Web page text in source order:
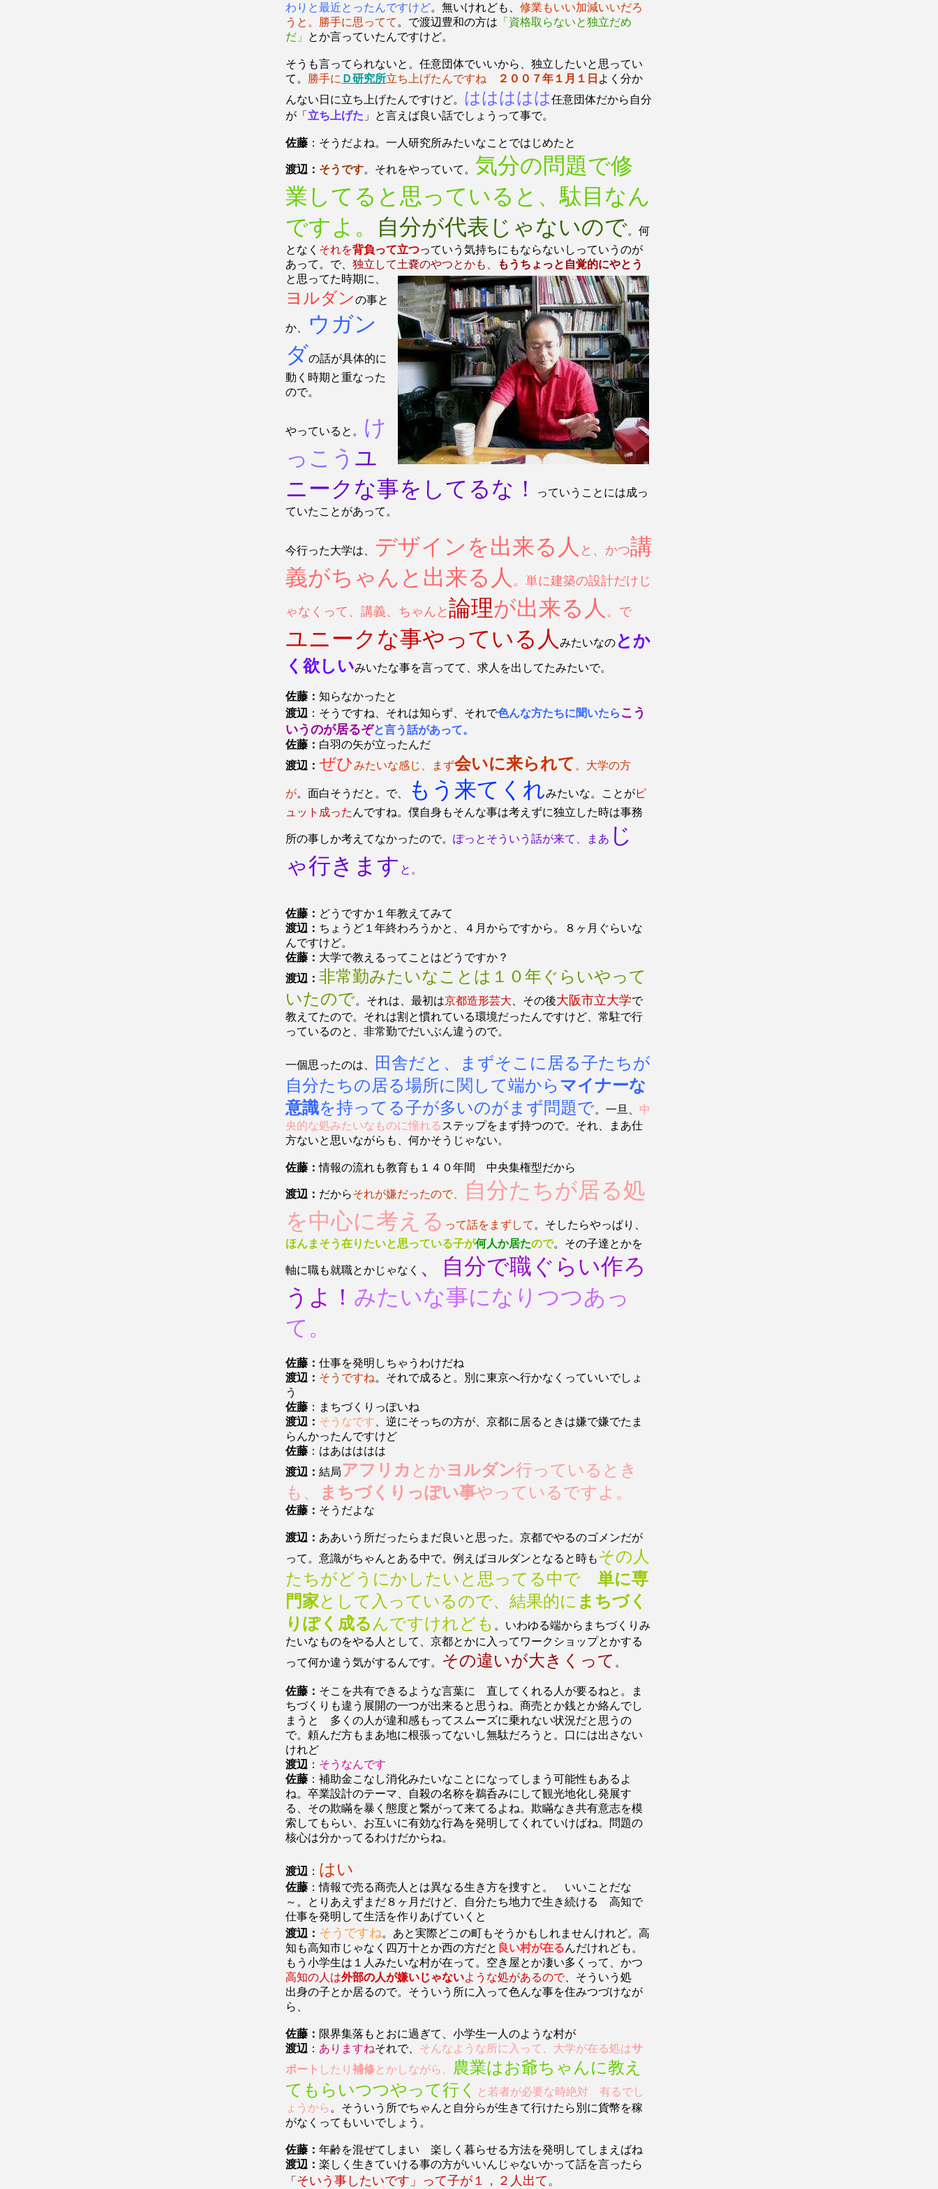
わりと最近とったんですけど。無いけれども、 修業もいい加減いいだろ
うと。勝手に思ってて 。で渡辺豊和の方は 「資格取らないと独立だめ
だ」
とか言っていたんですけど。
そうも言ってられないと。任意団体でいいから、独立したいと思ってい
て。 勝手に Ｄ研究所立ち上げたんですね ２００７年１月１日 よく分か
んない日に立ち上げたんですけど。 ははははは任意団体だから自分
が「 立ち上げた 」と言えば良い話でしょうって事で。
佐藤 ：そうだよね。一人研究所みたいなことではじめたと
渡辺： そうです。それをやっていて。 気分の問題で修
業してると思っていると、駄目なん
ですよ。
自分が代表じゃないので。何
となく それを背負って立つっていう気持ちにもならないしっていうのが
あって。で、 独立して土嚢のやつとかも、 もうちょっと自覚的にやとう
と思ってた時期に、
ヨルダンの事と
か、
ウガン
ダの話が具体的に
動く時期と重なった
ので。
やっていると。
け
っこう ユ
ニークな事をしてるな！
っていうことには成っ
ていたことがあって。
今行った大学は、 デザインを出来る人 と、かつ講
義がちゃんと出来る人 。単に建築の設計だけじ
ゃなくって、講義、ちゃんと 論理が出来る人 。で
ユニークな事やっている人 みたいなの とか
く欲しいみいたな事を言ってて、求人を出してたみたいで。
佐藤： 知らなかったと
渡辺 ：そうですね、それは知らず、それで色んな方たちに聞いたら こう
いうのが居るぞと言う話があって。
佐藤： 白羽の矢が立ったんだ
渡辺： ぜひみたいな感じ、まず会いに来られて 。大学の方
が。面白そうだと。で、 もう来てくれみたいな。ことがピ
ュット成った んですね。僕自身もそんな事は考えずに独立した時は事務
所の事しか考えてなかったので。 ぽっとそういう話が来て、まあ じ
ゃ行きます と。
佐藤： どうですか１年教えてみて
渡辺： ちょうど１年終わろうかと、４月からですから。８ヶ月ぐらいな
んですけど。
佐藤： 大学で教えるってことはどうですか？
渡辺： 非常勤みたいなことは１０年ぐらいやって
いたので。それは、最初は京都造形芸大 、その後大阪市立大学で
教えてたので。それは割と慣れている環境だったんですけど、常駐で行
っているのと、非常勤でだいぶん違うので。
一個思ったのは、
田舎だと、まずそこに居る子たちが
自分たちの居る場所に関して端からマイナーな
意識を持ってる子が多いのがまず問題で。一旦、 中
央的な処みたいなものに憧れる ステップをまず持つので。それ、まあ仕
方ないと思いながらも、何かそうじゃない。
佐藤：情報の流れも教育も１４０年間 中央集権型だから
渡辺： だからそれが嫌だったので、
自分たちが居る処
を中心に考える って話をまずして 。そしたらやっぱり、
ほんまそう在りたいと思っている子が何人か居たので。その子達とかを
軸に職も就職とかじゃなく 、自分で職ぐらい作ろ
うよ！ みたいな事になりつつあっ
て。
佐藤： 仕事を発明しちゃうわけだね
渡辺： そうですね。それで成ると。別に東京へ行かなくっていいでしょ
う
佐藤 ：まちづくりっぽいね
渡辺： そうなです 、逆にそっちの方が、京都に居るときは嫌で嫌でたま
らんかったんですけど
佐藤 ：はあはははは
渡辺： 結局アフリカ とかヨルダン行っているとき
も、
まちづくりっぽい事やっているですよ。
佐藤： そうだよな
渡辺： ああいう所だったらまだ良いと思った。京都でやるのゴメンだが
って。意識がちゃんとある中で。例えばヨルダンとなると時も その人
たちがどうにかしたいと思ってる中で 単に専
門家として入っているので、結果的に まちづく
りぽく成る んですけれども 。いわゆる端からまちづくりみ
たいなものをやる人として、京都とかに入ってワークショップとかする
って何か違う気がするんです。
その違いが大きくって 。
佐藤： そこを共有できるような言葉に 直してくれる人が要るねと。ま
ちづくりも違う展開の一つが出来ると思うね。商売とか銭とか絡んでし
まうと 多くの人が違和感もってスムーズに乗れない状況だと思うの
で。頼んだ方もまあ地に根張ってないし無駄だろうと。口には出さない
けれど
渡辺 ： そうなんです
佐藤 ：補助金こなし消化みたいなことになってしまう可能性もあるよ
ね。卒業設計のテーマ、自殺の名称を鵜呑みにして観光地化し発展す
る、その欺瞞を暴く態度と繋がって来てるよね。欺瞞なき共有意志を模
索してもらい、お互いに有効な行為を発明してくれていけばね。問題の
核心は分かってるわけだからね。
渡辺 ： はい
佐藤 ：情報で売る商売人とは異なる生き方を捜すと。 いいことだな
～。とりあえずまだ８ヶ月だけど、自分たち地力で生き続ける 高知で
仕事を発明して生活を作りあげていくと
渡辺： そうですね。あと実際どこの町もそうかもしれませんけれど。高
知も高知市じゃなく四万十とか西の方だと 良い村が在るんだけれども。
もう小学生は１人みたいな村が在って。空き屋とか凄い多くって、かつ
高知の人は外部の人が嫌いじゃないような処があるので、そういう処
出身の子とか居るので。そういう所に入って色んな事を住みつづけなが
ら、
佐藤： 限界集落もとおに過ぎて、小学生一人のような村が
渡辺 ： ありますねそれで、 そんなような所に入って、大学が在る処はサ
ポート したり 補修とかしながら、
農業はお爺ちゃんに教え
てもらいつつやって行く
と若者が必要な時絶対 有るでし
ょうから 。そういう所でちゃんと自分らが生きて行けたら別に貨幣を稼
がなくってもいいでしょう。
佐藤： 年齢を混ぜてしまい 楽しく暮らせる方法を発明してしまえばね
渡辺： 楽しく生きていける事の方がいいんじゃないかって話を言ったら
「 そいう事したいです」って子が１，２人出て。